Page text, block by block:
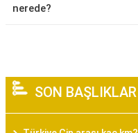
nerede?
SON BAŞLIKLAR